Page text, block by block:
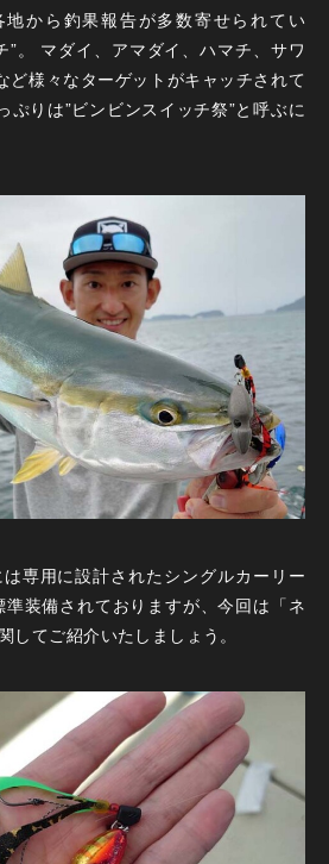
地から釣果報告が多数寄せられてい
”。 マダイ、アマダイ、ハマチ、サワ
ど様々なターゲットがキャッチされて
ぷりは”ビンビンスイッチ祭”と呼ぶに
専用に設計されたシングルカーリー
装備されておりますが、今回は「ネ
してご紹介いたしましょう。